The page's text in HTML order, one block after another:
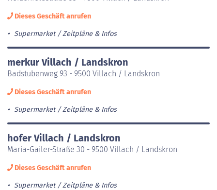
Dieses Geschäft anrufen
Supermarket Zeitpläne & Infos
merkur Villach / Landskron
Badstubenweg 93 - 9500 Villach / Landskron
Dieses Geschäft anrufen
Supermarket Zeitpläne & Infos
hofer Villach / Landskron
Maria-Gailer-Straße 30 - 9500 Villach / Landskron
Dieses Geschäft anrufen
Supermarket Zeitpläne & Infos